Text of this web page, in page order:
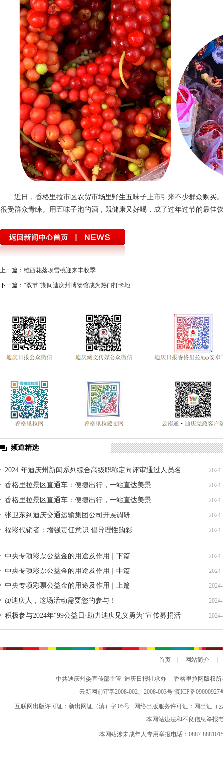
近日，香格里拉市区农贸市场里野生五味子上市引来不少群众购买
很受群众青睐。用五味子泡的酒，既健康又好喝，成了过年过节的最佳
上一篇： 维西花落坝雪桃迎来丰收季
下一篇： “双节”期间迪庆州博物馆成为热门打卡地
频道精选
2024 年迪庆州新闻系列综合高级职称定向评审通过人员名
单公示
香格里拉景区直通车：便捷出行，一站直达美景
香格里拉景区直通车：便捷出行，一站直达美景
张卫东到迪庆交通运输集团公司开展调研
福彩代销者：增强责任意识 倡导理性购彩
中央专项彩票公益金的用途及作用｜下篇
中央专项彩票公益金的用途及作用｜中篇
中央专项彩票公益金的用途及作用｜上篇
@迪庆人，这场活动需要您的参与！
积极参与2024年“99公益日·助力迪庆见义勇为”宣传募捐活
动倡议书